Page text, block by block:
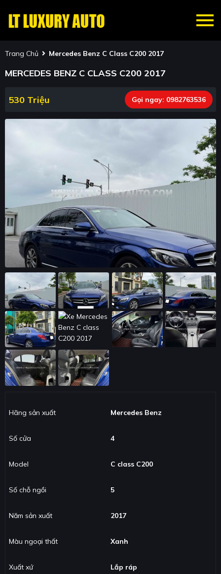
Trang Chủ Mercedes Benz C Class C200 2017
MERCEDES BENZ C CLASS C200 2017
530 Triệu Gọi ngay: 0982763536
Hãng sản xuất Mercedes Benz
Số cửa 4
Model C class C200
Số chỗ ngồi 5
Năm sản xuất 2017
Màu ngoại thất Xanh
Xuất xứ Lắp ráp